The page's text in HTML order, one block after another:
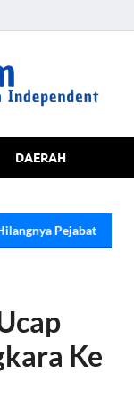
Berimbang dan
Independent
DAERAH
Saat Demo
Ke